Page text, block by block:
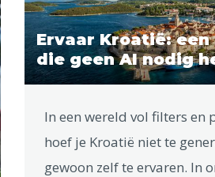
Ervaar Kroatië:
die geen AI nodig
In een wereld vol filters en
hoef je Kroatië niet te
gewoon zelf te ervaren. In